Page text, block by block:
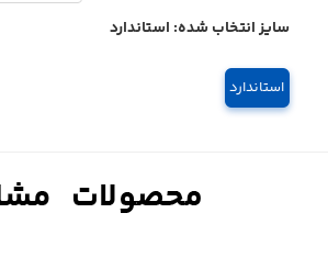
سایز انتخاب شده: استاندارد
استاندارد